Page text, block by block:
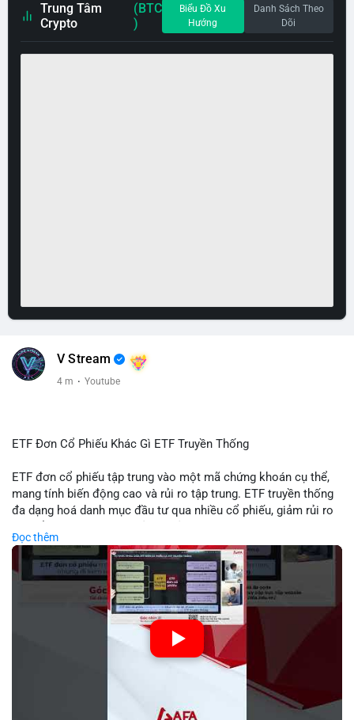
Trung Tâm
Crypto
(BTC
)
Biểu Đồ Xu
Hướng
Danh Sách Theo
Dõi
V Stream
4 m · Youtube
ETF Đơn Cổ Phiếu Khác Gì ETF Truyền Thống
ETF đơn cổ phiếu tập trung vào một mã chứng khoán cụ thể,
mang tính biến động cao và rủi ro tập trung. ETF truyền thống
đa dạng hoá danh mục đầu tư qua nhiều cổ phiếu, giảm rủi ro
sản và mức độ tiếp xúc với thị trường.
🎥 Xem video trực tiếp tại:
Nguồn: Tài chính & Kinh doanh
Đọc thêm